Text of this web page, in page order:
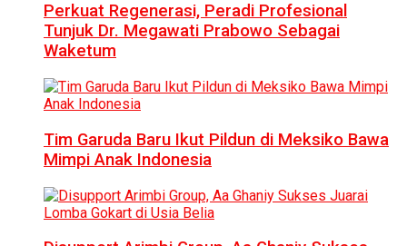
Perkuat Regenerasi, Peradi Profesional
Tunjuk Dr. Megawati Prabowo Sebagai
Waketum
Tim Garuda Baru Ikut Pildun di Meksiko Bawa
Mimpi Anak Indonesia